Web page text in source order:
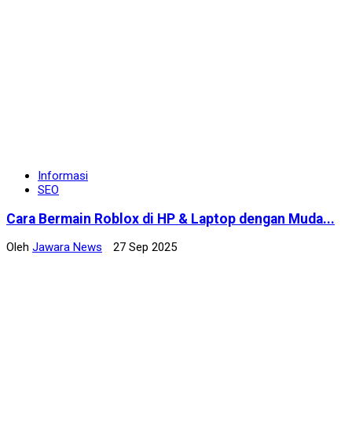
Informasi
SEO
Cara Bermain Roblox di HP & Laptop dengan Muda...
Oleh Jawara News 27 Sep 2025